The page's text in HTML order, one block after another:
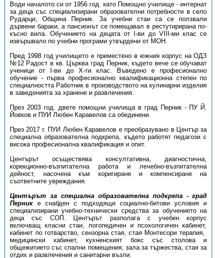
Води началото си от 1956 год. като Помощно училище - интернат
за деца със специализирани образователни потребности в село
Рударци, Община Перник. За учебни стаи са се ползвали
дървени бараки, а пансионът се помещавал в рестутирирана по-
късно вила. Обучението на децата от I-ви до VIII-ми клас се
извършвало по учебни програми утвърдени от МОН.
Пред 1998 год училището е преместено в южния корпус на ОДЗ
№12 Радост в кв. Църква град Перник, където вече се обучават
ученици от I-ви до X-ти клас. Въведено е професионално
обучение - първа професионално квалификационна степен по
специалността Работник в производството на кулинарни изделия
в заведенията за хранене и развлечения.
През 2003 год. двете помощни училища в град Перник - ПУ Й.
Йовков и ПУИ Любен Каравелов са обединени.
През 2017 г. ПУИ Любен Каравелов е преобразувано в Център за
специална образователна подкрепа, където работят педагози с
висока професионална квалификация и опит.
Центърът осъществява консултативна, диагностична,
корекционно-възпитателна работа и лечебно-възпитателна
дейност, насочена към коригиране и компенсиране на
съответните увреждания.
Центърът за специална образователна подкрепа - град
Пернике снабден с подходящи социално-битови условия и
специализирани учебно-технически средства за обучението на
деца със СОП. Центърът разполага с учебен корпус
включващ класни стаи, логопедичен и псохологичен кабинет,
кабинет по готварство, сензорна стая, стая Монтесори терапия,
медицински кабинет, кухненският бокс със столова и
общежитието със спални помещения, зала за тържества, стая за
отдих и развлечения и санитарни възли.